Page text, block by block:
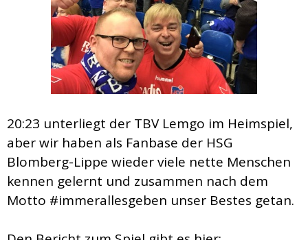
20:23 unterliegt der TBV Lemgo im Heimspiel,
aber wir haben als Fanbase der HSG
Blomberg-Lippe wieder viele nette Menschen
kennen gelernt und zusammen nach dem
Motto #immerallesgeben unser Bestes getan.